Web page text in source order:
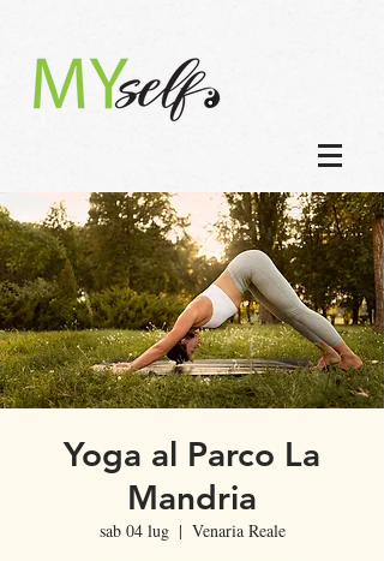
Yoga al Parco La
Mandria
sab 04 lug
  |
Venaria Reale